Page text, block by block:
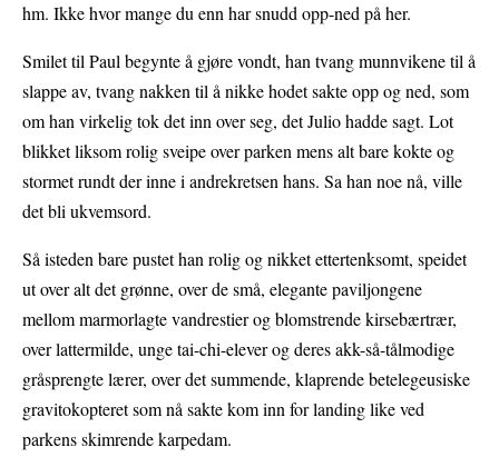
hm. Ikke hvor mange du enn har snudd opp-ned på her.
Smilet til Paul begynte å gjøre vondt, han tvang munnvikene til å
slappe av, tvang nakken til å nikke hodet sakte opp og ned, som
om han virkelig tok det inn over seg, det Julio hadde sagt. Lot
blikket liksom rolig sveipe over parken mens alt bare kokte og
stormet rundt der inne i andrekretsen hans. Sa han noe nå, ville
det bli ukvemsord.
Så isteden bare pustet han rolig og nikket ettertenksomt, speidet
ut over alt det grønne, over de små, elegante paviljongene
mellom marmorlagte vandrestier og blomstrende kirsebærtrær,
over lattermilde, unge tai-chi-elever og deres akk-så-tålmodige
gråsprengte lærer, over det summende, klaprende betelegeusiske
gravitokopteret som nå sakte kom inn for landing like ved
parkens skimrende karpedam.